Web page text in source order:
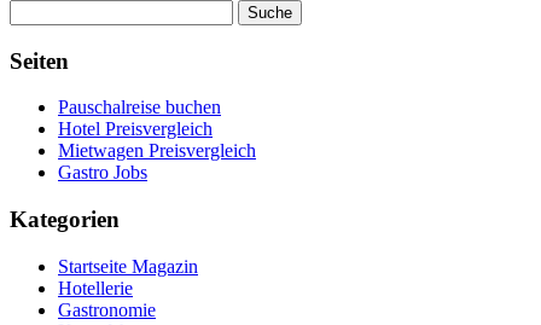
Suche
Seiten
Pauschalreise buchen
Hotel Preisvergleich
Mietwagen Preisvergleich
Gastro Jobs
Kategorien
Startseite Magazin
Hotellerie
Gastronomie